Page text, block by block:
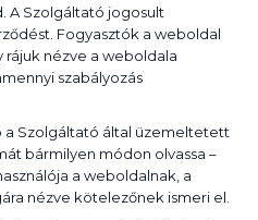
A Szolgáltató jogosult
Fogyasztók a weboldal
rájuk nézve a weboldala
szabályozás
a Szolgáltató által üzemeltetett
bármilyen módon olvassa –
a weboldalnak, a
nézve kötelezőnek ismeri el.